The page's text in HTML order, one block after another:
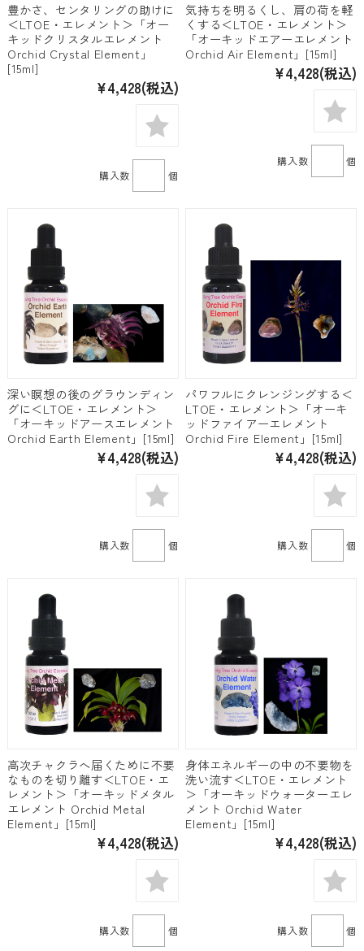
豊かさ、センタリングの助けに
＜LTOE・エレメント＞「オー
キッドクリスタルエレメント
Orchid Crystal Element」
[15ml]
¥4,428(税込)
購入数 個
気持ちを明るくし、肩の荷を軽
くする＜LTOE・エレメント＞
「オーキッドエアーエレメント
Orchid Air Element」[15ml]
¥4,428(税込)
購入数 個
深い瞑想の後のグラウンディン
グに＜LTOE・エレメント＞
「オーキッドアースエレメント
Orchid Earth Element」[15ml]
¥4,428(税込)
購入数 個
パワフルにクレンジングする＜
LTOE・エレメント＞「オーキ
ッドファイアーエレメント
Orchid Fire Element」[15ml]
¥4,428(税込)
購入数 個
高次チャクラへ届くために不要
なものを切り離す＜LTOE・エ
レメント＞「オーキッドメタル
エレメント Orchid Metal
Element」[15ml]
¥4,428(税込)
購入数 個
身体エネルギーの中の不要物を
洗い流す＜LTOE・エレメント
＞「オーキッドウォーターエレ
メント Orchid Water
Element」[15ml]
¥4,428(税込)
購入数 個